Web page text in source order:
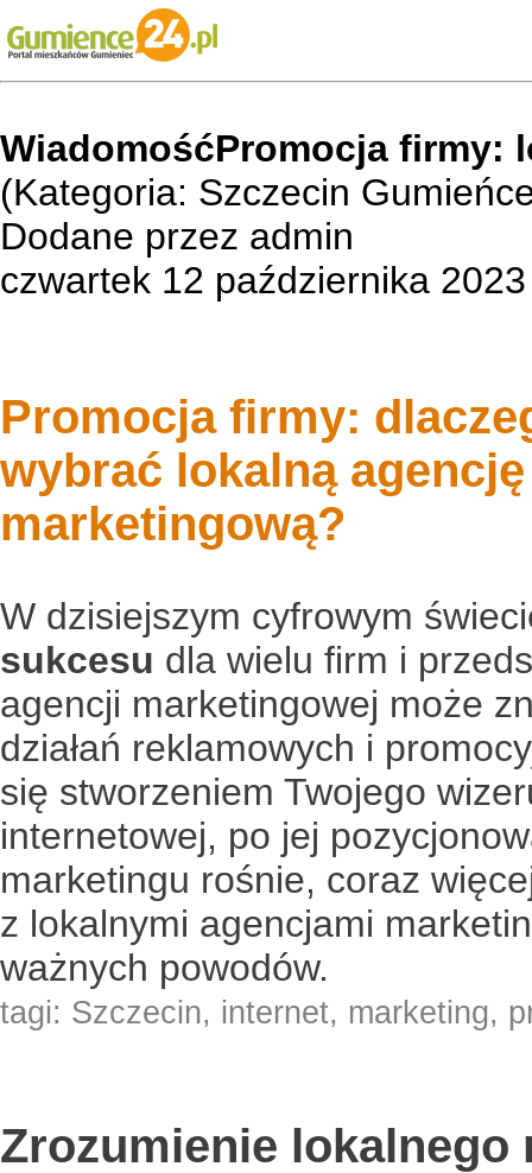
WiadomośćPromocja firmy:
(Kategoria: Szczecin
Dodane przez admin
czwartek 12 października
Promocja firmy:
wybrać lokalną agencję
marketingową?
W dzisiejszym cyfrowym
sukcesu dla wielu firm i
agencji marketingowej może
działań reklamowych i
się stworzeniem Twojego
internetowej, po jej
marketingu rośnie, coraz
z lokalnymi agencjami
ważnych powodów.
tagi: Szczecin, internet, marketing,
Zrozumienie lokalnego